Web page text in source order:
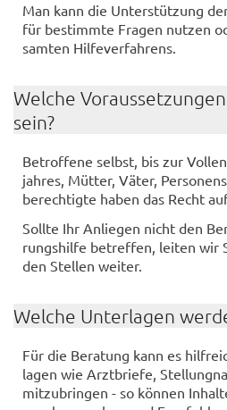
Man kann die Un­ter­stüt­zung
für be­stimm­te Fra­gen nut­zen
sam­ten Hil­fe­ver­fah­rens.
Wel­che
sein?
Be­trof­fe­ne selbst, bis zur
jah­res, Müt­ter, Väter,
be­rech­tig­te haben das Recht
Soll­te Ihr An­lie­gen nicht den
rungs­hil­fe be­tref­fen, lei­ten wir
den Stel­len wei­ter.
Wel­che Un­ter­la­gen
Für die Be­ra­tung kann es
la­gen wie Arzt­brie­fe,
mit­zu­brin­gen - so kön­nen